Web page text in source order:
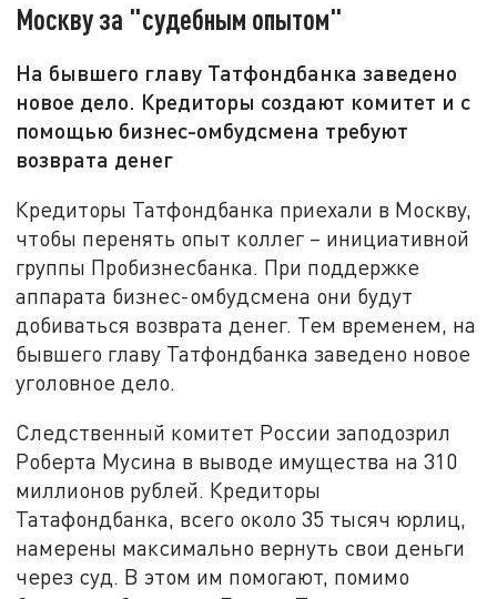
Москву за "судебным опытом"
На бывшего главу Татфондбанка заведено
новое дело. Кредиторы создают комитет и с
помощью бизнес-омбудсмена требуют
возврата денег
Кредиторы Татфондбанка приехали в Москву,
чтобы перенять опыт коллег – инициативной
группы Пробизнесбанка. При поддержке
аппарата бизнес-омбудсмена они будут
добиваться возврата денег. Тем временем, на
бывшего главу Татфондбанка заведено новое
уголовное дело.
Следственный комитет России заподозрил
Роберта Мусина в выводе имущества на 310
миллионов рублей. Кредиторы
Татафондбанка, всего около 35 тысяч юрлиц,
намерены максимально вернуть свои деньги
через суд. В этом им помогают, помимо